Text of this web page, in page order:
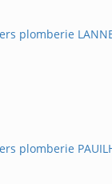
plomberie
plomberie